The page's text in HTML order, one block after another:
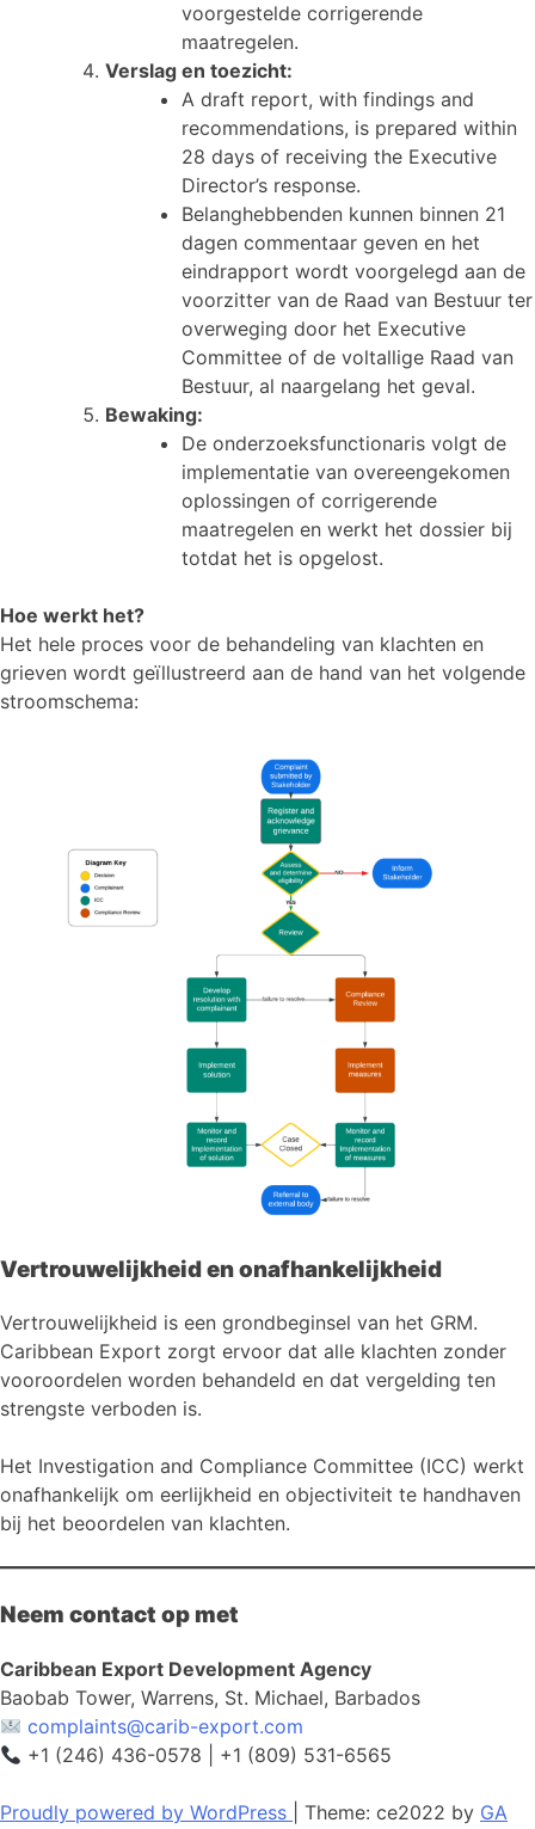
voorgestelde corrigerende
maatregelen.
Verslag en toezicht:
A draft report, with findings and
recommendations, is prepared within
28 days of receiving the Executive
Director’s response.
Belanghebbenden kunnen binnen 21
dagen commentaar geven en het
eindrapport wordt voorgelegd aan de
voorzitter van de Raad van Bestuur ter
overweging door het Executive
Committee of de voltallige Raad van
Bestuur, al naargelang het geval.
Bewaking:
De onderzoeksfunctionaris volgt de
implementatie van overeengekomen
oplossingen of corrigerende
maatregelen en werkt het dossier bij
totdat het is opgelost.
Hoe werkt het?
Het hele proces voor de behandeling van klachten en
grieven wordt geïllustreerd aan de hand van het volgende
stroomschema:
Vertrouwelijkheid en onafhankelijkheid
Vertrouwelijkheid is een grondbeginsel van het GRM.
Caribbean Export zorgt ervoor dat alle klachten zonder
vooroordelen worden behandeld en dat vergelding ten
strengste verboden is.
Het Investigation and Compliance Committee (ICC) werkt
onafhankelijk om eerlijkheid en objectiviteit te handhaven
bij het beoordelen van klachten.
Neem contact op met
Caribbean Export Development Agency
Baobab Tower, Warrens, St. Michael, Barbados
complaints@carib-export.com
+1 (246) 436-0578 | +1 (809) 531-6565
Proudly powered by WordPress Theme: ce2022 by GA